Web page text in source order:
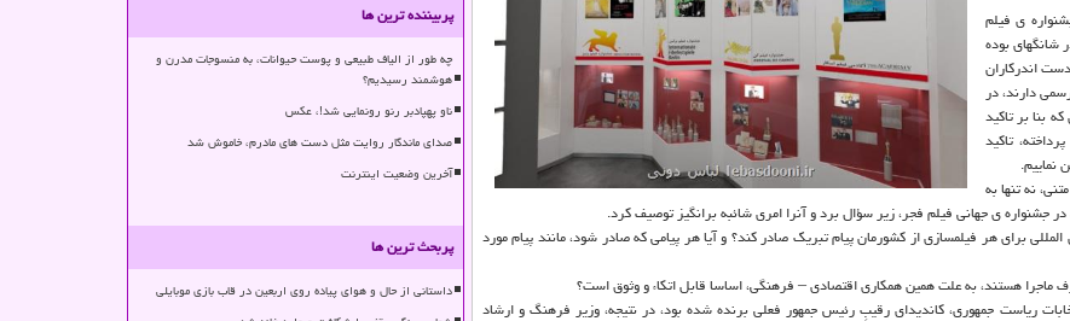
ی فیلم
شانگهای بوده
اندركاران
دارند، در
بنا بر تاكید
تاكید
نماییم.
نه تنها به
جشنواره ی جهانی فیلم فجر، زیر سؤال برد و آنرا امری شائبه برانگیز توصیف كرد.
برای هر فیلمسازی از كشورمان پیام تبریك صادر كند؟ و آیا هر پیامی كه صادر شود، مانند پیام مورد
ماجرا هستند، به علت همین همكاری اقتصادی – فرهنگی، اساسا قابل اتكاء و وثوق است؟
ریاست جمهوری، كاندیدای رقیبِ رئیس جمهور فعلی برنده شده بود، در نتیجه، وزیر فرهنگ و ارشاد
پربیننده ترین ها
چه طور از الیاف طبیعی و پوست حیوانات، به منسوجات مدرن و
هوشمند رسیدیم؟
ناو پهپادبر رنو رونمایی شد!، عکس
صدای ماندگار روایت مثل دست های مادرم، خاموش شد
آخرین وضعیت اینترنت
پربحث ترین ها
داستانی از حال و هوای پیاده روی اربعین در قاب بازی موبایلی